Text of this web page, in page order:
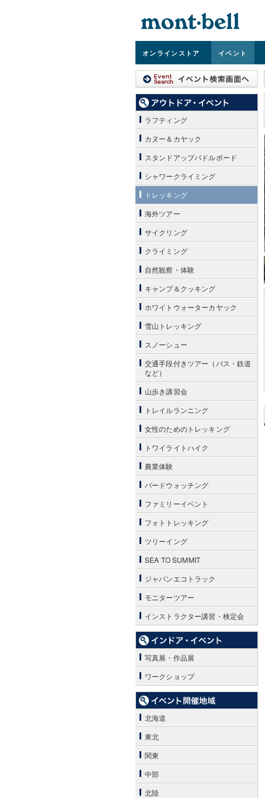
オンラインストア イベント
ラフティング
カヌー＆カヤック
スタンドアップパドルボード
シャワークライミング
トレッキング
海外ツアー
サイクリング
クライミング
自然観察・体験
キャンプ＆クッキング
ホワイトウォーターカヤック
雪山トレッキング
スノーシュー
交通手段付きツアー（バス・鉄道
など）
山歩き講習会
トレイルランニング
女性のためのトレッキング
トワイライトハイク
農業体験
バードウォッチング
ファミリーイベント
フォトトレッキング
ツリーイング
SEA TO SUMMIT
ジャパンエコトラック
モニターツアー
インストラクター講習・検定会
写真展・作品展
ワークショップ
北海道
東北
関東
中部
北陸